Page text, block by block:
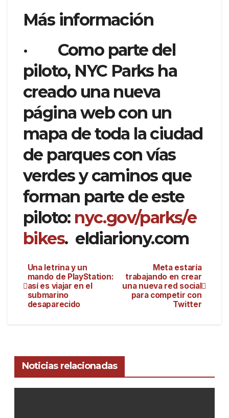
Más información
· Como parte del
piloto, NYC Parks ha
creado una nueva
página web con un
mapa de toda la ciudad
de parques con vías
verdes y caminos que
forman parte de este
piloto: nyc.gov/parks/e
bikes. eldiariony.com
Meta estaría
trabajando en crear
una nueva red social
para competir con
Twitter
Una letrina y un
mando de PlayStation:
así es viajar en el
submarino
desaparecido
Noticias relacionadas